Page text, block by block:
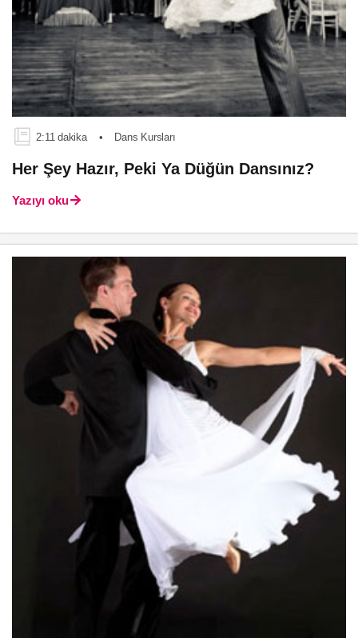
2:11 dakika • Dans Kursları
Her Şey Hazır, Peki Ya Düğün Dansınız?
Yazıyı oku